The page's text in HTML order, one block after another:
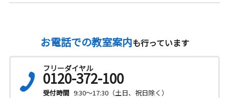
お電話での教室案内も行っています
フリーダイヤル
0120-372-100
受付時間 9:30～17:30（土日、祝日除く）